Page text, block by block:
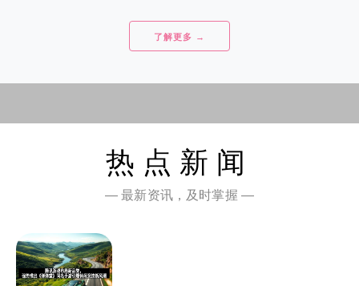
了解更多 →
热点新闻
— 最新资讯，及时掌握 —